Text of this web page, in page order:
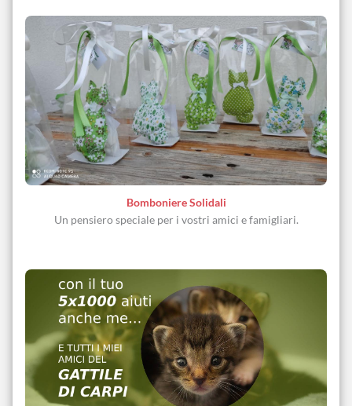
Bomboniere Solidali
Un pensiero speciale per i vostri amici e famigliari.